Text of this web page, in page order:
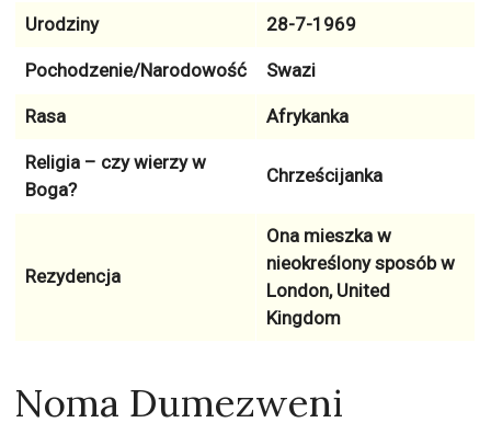
Urodziny
28-7-1969
Pochodzenie/Narodowość Swazi
Rasa Afrykanka
Religia – czy wierzy w
Boga?
Chrześcijanka
Rezydencja
Ona mieszka w
nieokreślony sposób w
London, United
Kingdom
Noma Dumezweni